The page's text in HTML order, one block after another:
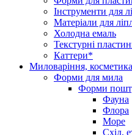
Інструменти для
Матеріали для
Холодна емаль
Текстурні
Каттери*
Миловаріння, косметика
Форми для мила
Форми
Фауна
Флора
Море
Схід,